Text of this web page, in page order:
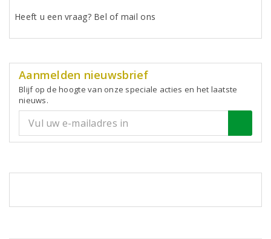
Heeft u een vraag? Bel of mail ons
Aanmelden nieuwsbrief
Blijf op de hoogte van onze speciale acties en het laatste
nieuws.